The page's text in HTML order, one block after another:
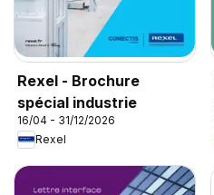
Rexel - Brochure
spécial industrie
16/04 - 31/12/2026
Rexel